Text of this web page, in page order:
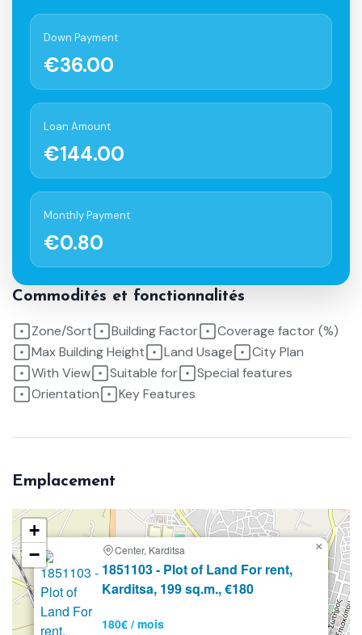
Down Payment
€36.00
Loan Amount
€144.00
Monthly Payment
€0.80
Commodités et fonctionnalités
Zone/Sort Building Factor
Coverage factor (%)
Max Building Height
Land Usage
City Plan
With View
Suitable for
Special features
Orientation
Key Features
Emplacement
location
Center, Karditsa
1851103 - Plot of Land For rent,
Karditsa, 199 sq.m., €180
180€ / mois
×
+
−